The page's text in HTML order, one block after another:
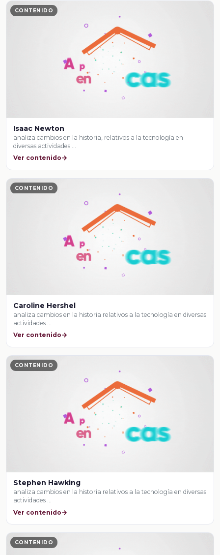
CONTENIDO
Isaac Newton
analiza cambios en la historia, relativos a la tecnología en
diversas actividades …
Ver contenido
CONTENIDO
Caroline Hershel
analiza cambios en la historia relativos a la tecnología en diversas
actividades …
Ver contenido
CONTENIDO
Stephen Hawking
analiza cambios en la historia relativos a la tecnología en diversas
actividades …
Ver contenido
CONTENIDO